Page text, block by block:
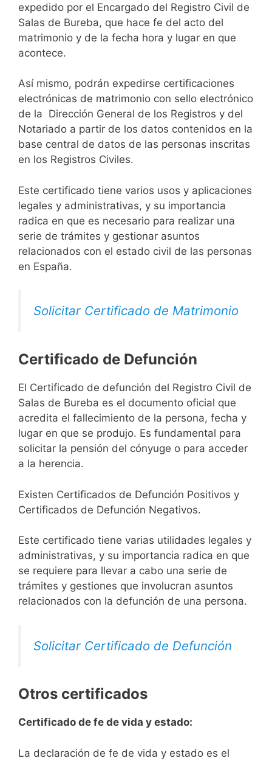
expedido por el Encargado del Registro Civil de
Salas de Bureba, que hace fe del acto del
matrimonio y de la fecha hora y lugar en que
acontece.
Así mismo, podrán expedirse certificaciones
electrónicas de matrimonio con sello electrónico
de la Dirección General de los Registros y del
Notariado a partir de los datos contenidos en la
base central de datos de las personas inscritas
en los Registros Civiles.
Este certificado tiene varios usos y aplicaciones
legales y administrativas, y su importancia
radica en que es necesario para realizar una
serie de trámites y gestionar asuntos
relacionados con el estado civil de las personas
en España.
Solicitar Certificado de Matrimonio
Certificado de Defunción
El Certificado de defunción del Registro Civil de
Salas de Bureba es el documento oficial que
acredita el fallecimiento de la persona, fecha y
lugar en que se produjo. Es fundamental para
solicitar la pensión del cónyuge o para acceder
a la herencia.
Existen Certificados de Defunción Positivos y
Certificados de Defunción Negativos.
Este certificado tiene varias utilidades legales y
administrativas, y su importancia radica en que
se requiere para llevar a cabo una serie de
trámites y gestiones que involucran asuntos
relacionados con la defunción de una persona.
Solicitar Certificado de Defunción
Otros certificados
Certificado de fe de vida y estado:
La declaración de fe de vida y estado es el